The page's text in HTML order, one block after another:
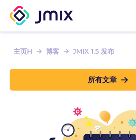
主页H
博客 JMIX 1.5 发布
所有文章